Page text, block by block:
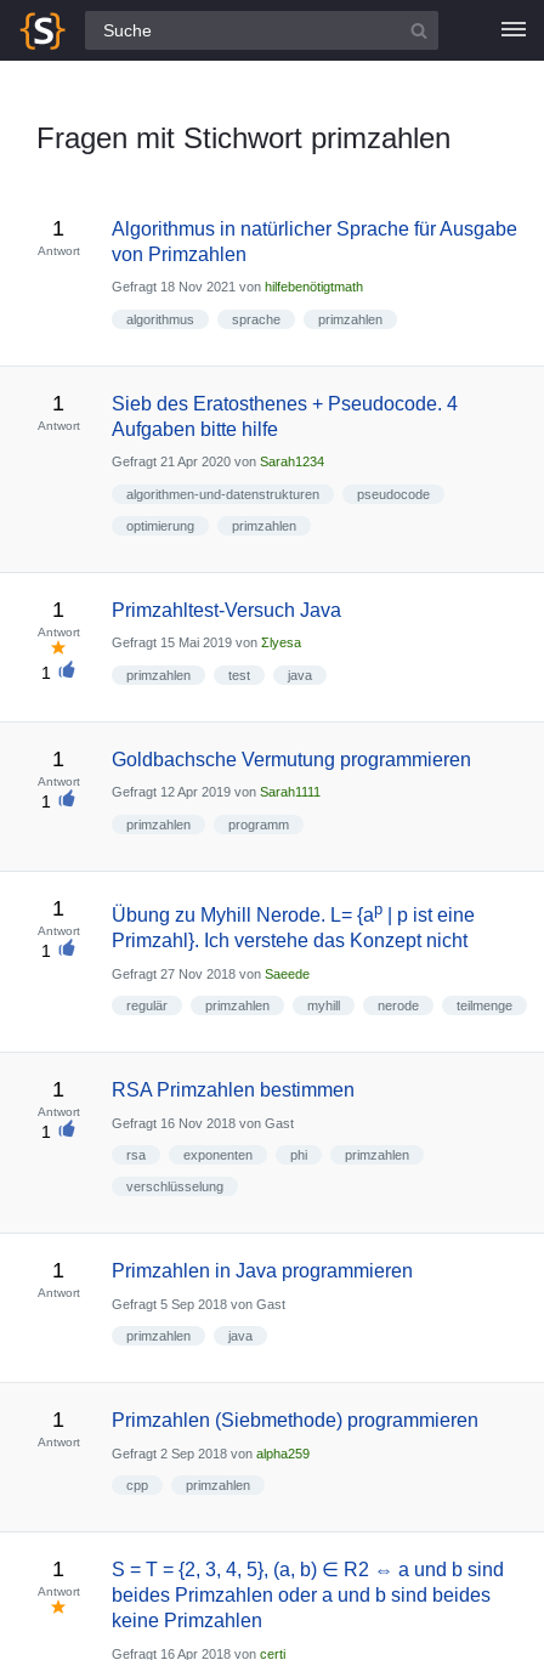
Alle Fragen
Fragen mit Stichwort primzahlen
1
Antwort
Algorithmus in natürlicher Sprache für Ausgabe
von Primzahlen
Gefragt 18 Nov 2021 von hilfebenötigtmath
algorithmus sprache primzahlen
1
Antwort
Sieb des Eratosthenes + Pseudocode. 4
Aufgaben bitte hilfe
Gefragt 21 Apr 2020 von Sarah1234
algorithmen-und-datenstrukturen pseudocode
optimierung primzahlen
1
Antwort
1
Primzahltest-Versuch Java
Gefragt 15 Mai 2019 von Σlyesa
primzahlen test java
1
Antwort
1
Goldbachsche Vermutung programmieren
Gefragt 12 Apr 2019 von Sarah1111
primzahlen programm
1
Antwort
1
Übung zu Myhill Nerode. L= {ap| p ist eine
Primzahl}. Ich verstehe das Konzept nicht
Gefragt 27 Nov 2018 von Saeede
regulär primzahlen myhill nerode teilmenge
1
Antwort
1
RSA Primzahlen bestimmen
Gefragt 16 Nov 2018 von Gast
rsa exponenten phi primzahlen
verschlüsselung
1
Antwort
Primzahlen in Java programmieren
Gefragt 5 Sep 2018 von Gast
primzahlen java
1
Antwort
Primzahlen (Siebmethode) programmieren
Gefragt 2 Sep 2018 von alpha259
cpp primzahlen
1
Antwort
S = T = {2, 3, 4, 5}, (a, b) ∈ R2 ⇔ a und b sind
beides Primzahlen oder a und b sind beides
keine Primzahlen
Gefragt 16 Apr 2018 von certi